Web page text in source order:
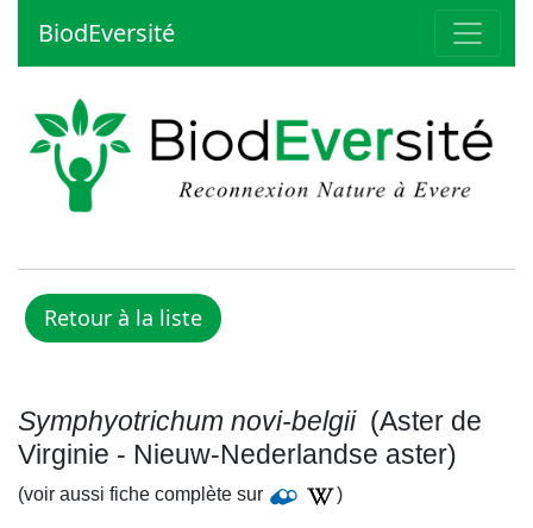
BiodEversité
Symphyotrichum novi-belgii (Aster de
Virginie - Nieuw-Nederlandse aster)
(voir aussi fiche complète sur )